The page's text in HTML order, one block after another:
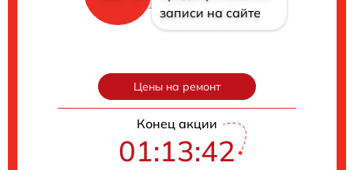
записи на сайте
Цены на ремонт
Конец акции
01:13:41